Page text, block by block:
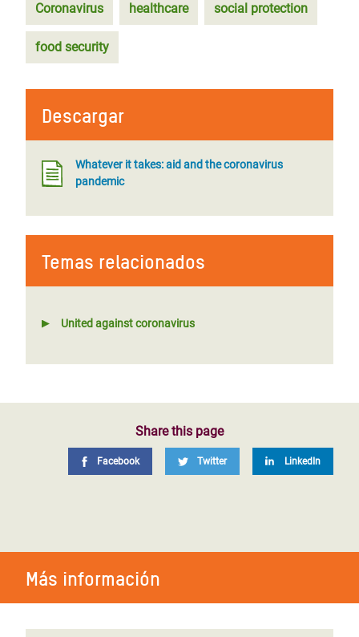
Coronavirus healthcare social protection
food security
Descargar
Whatever it takes: aid and the coronavirus
pandemic
Temas relacionados
United against coronavirus
Share this page
Facebook Twitter LinkedIn
Más información